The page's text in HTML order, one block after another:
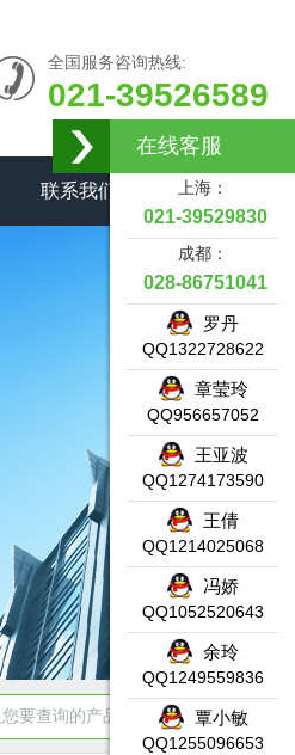
全国服务咨询热线:
021-39526589
联系我们
块产品示意图 DW-AS-623-
在线客服
上海：
021-39529830
成都：
028-86751041
罗丹
QQ1322728622
章莹玲
QQ956657052
王亚波
QQ1274173590
王倩
QQ1214025068
冯娇
QQ1052520643
余玲
QQ1249559836
覃小敏
QQ1255096653